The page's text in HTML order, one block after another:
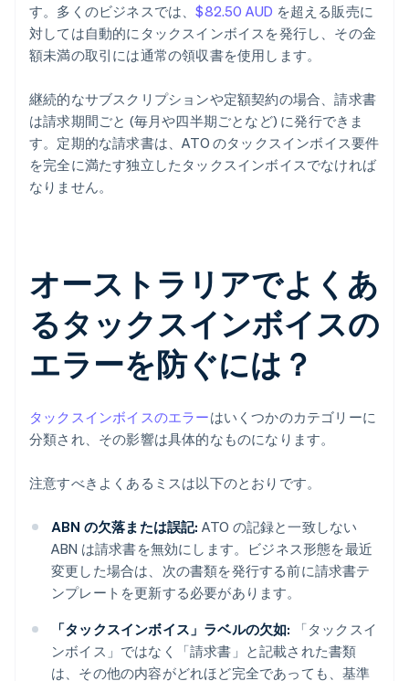
す。多くのビジネスでは、$82.50 AUD を超える販売に
対しては自動的にタックスインボイスを発行し、その金
額未満の取引には通常の領収書を使用します。
継続的なサブスクリプションや定額契約の場合、請求書
は請求期間ごと (毎月や四半期ごとなど) に発行できま
す。定期的な請求書は、ATO のタックスインボイス要件
を完全に満たす独立したタックスインボイスでなければ
なりません。
オーストラリアでよくあ
るタックスインボイスの
エラーを防ぐには？
タックスインボイスのエラーはいくつかのカテゴリーに
分類され、その影響は具体的なものになります。
注意すべきよくあるミスは以下のとおりです。
ABN の欠落または誤記: ATO の記録と一致しない
ABN は請求書を無効にします。ビジネス形態を最近
変更した場合は、次の書類を発行する前に請求書テ
ンプレートを更新する必要があります。
「タックスインボイス」ラベルの欠如: 「タックスイ
ンボイス」ではなく「請求書」と記載された書類
は、その他の内容がどれほど完全であっても、基準